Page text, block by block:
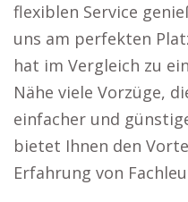
flexiblen Service
uns am perfekten
hat im Vergleich zu
Nähe viele Vorzüge,
einfacher und
bietet Ihnen den
Erfahrung von